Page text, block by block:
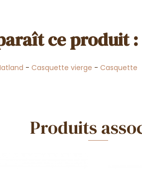
ce produit :
- Casquette vierge - Casquette
Produits